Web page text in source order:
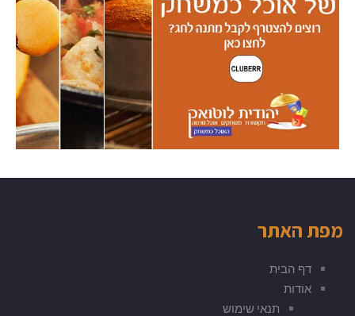
מפת האתר
דף הבית
אודות
תנאי שימוש